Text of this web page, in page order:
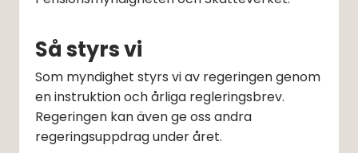
Så styrs vi
Som myndighet styrs vi av regeringen genom
en instruktion och årliga regleringsbrev.
Regeringen kan även ge oss andra
regeringsuppdrag under året.